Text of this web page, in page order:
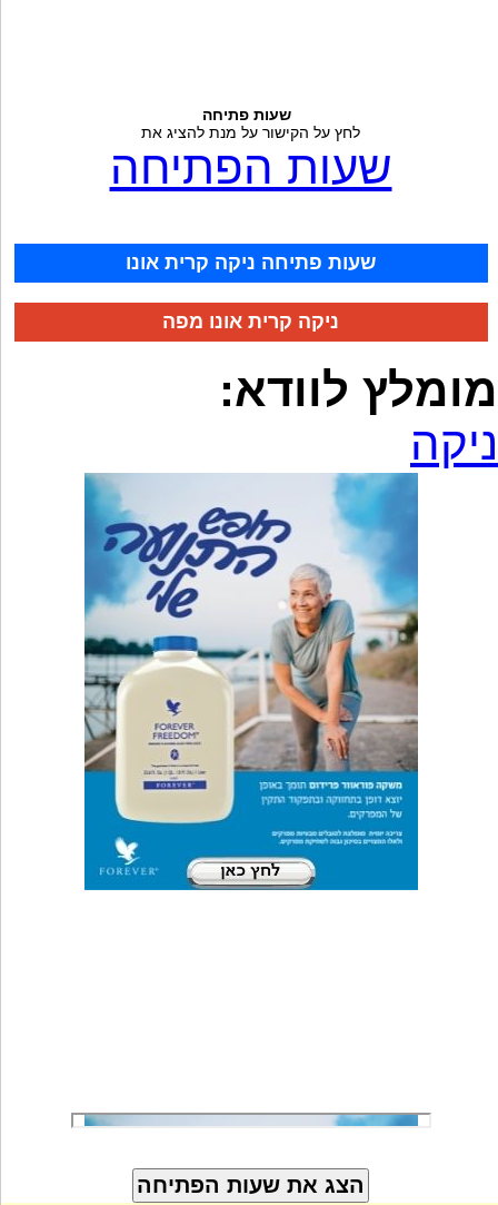
שעות פתיחה
לחץ על הקישור על מנת להציג את
שעות הפתיחה
שעות פתיחה ניקה קרית אונו
ניקה קרית אונו מפה
מומלץ לוודא:
ניקה